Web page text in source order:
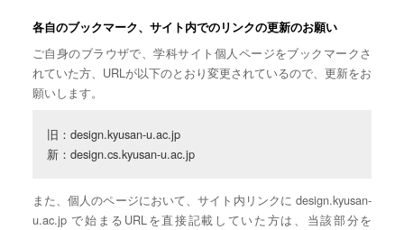
各自のブックマーク、サイト内でのリンクの更新のお願い
ご自身のブラウザで、学科サイト個人ページをブックマークさ
れていた方、URLが以下のとおり変更されているので、更新をお
願いします。
旧：design.kyusan-u.ac.jp
新：design.cs.kyusan-u.ac.jp
また、個人のページにおいて、サイト内リンクに design.kyusan-
u.ac.jp で始まるURLを直接記載していた方は、当該部分を